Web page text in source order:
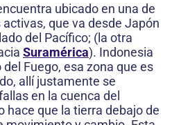
ubicado en una de
que va desde Japón
del Pacífico; (la otra
Suramérica). Indonesia
Fuego, esa zona que es
allí justamente se
en la cuenca del
hace que la tierra debajo de